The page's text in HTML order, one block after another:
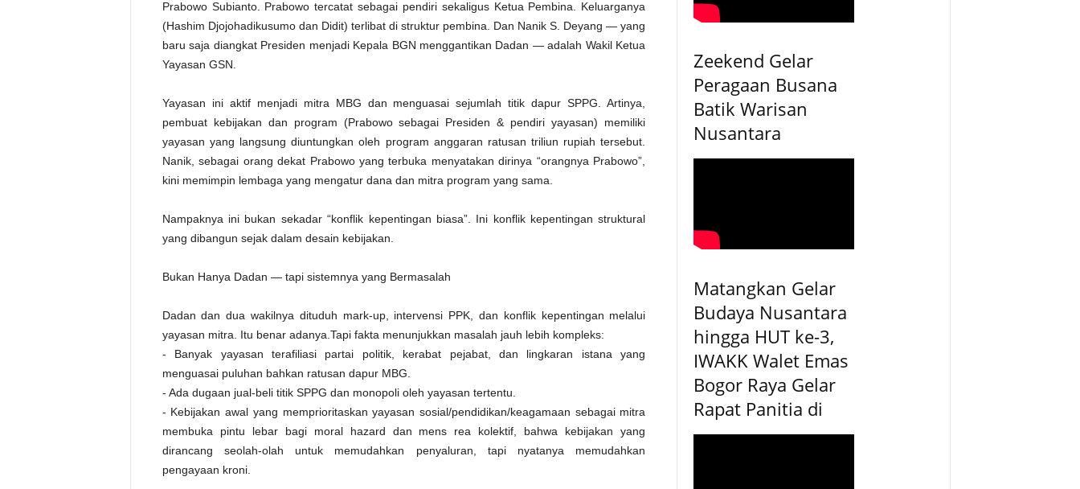
Prabowo Subianto. Prabowo tercatat sebagai pendiri sekaligus Ketua Pembina. Keluarganya
(Hashim Djojohadikusumo dan Didit) terlibat di struktur pembina. Dan Nanik S. Deyang — yang
baru saja diangkat Presiden menjadi Kepala BGN menggantikan Dadan — adalah Wakil Ketua
Yayasan GSN.
Yayasan ini aktif menjadi mitra MBG dan menguasai sejumlah titik dapur SPPG. Artinya,
pembuat kebijakan dan program (Prabowo sebagai Presiden & pendiri yayasan) memiliki
yayasan yang langsung diuntungkan oleh program anggaran ratusan triliun rupiah tersebut.
Nanik, sebagai orang dekat Prabowo yang terbuka menyatakan dirinya “orangnya Prabowo”,
kini memimpin lembaga yang mengatur dana dan mitra program yang sama.
Nampaknya ini bukan sekadar “konflik kepentingan biasa”. Ini konflik kepentingan struktural
yang dibangun sejak dalam desain kebijakan.
Bukan Hanya Dadan — tapi sistemnya yang Bermasalah
Dadan dan dua wakilnya dituduh mark-up, intervensi PPK, dan konflik kepentingan melalui
yayasan mitra. Itu benar adanya.Tapi fakta menunjukkan masalah jauh lebih kompleks:
- Banyak yayasan terafiliasi partai politik, kerabat pejabat, dan lingkaran istana yang
menguasai puluhan bahkan ratusan dapur MBG.
- Ada dugaan jual-beli titik SPPG dan monopoli oleh yayasan tertentu.
- Kebijakan awal yang memprioritaskan yayasan sosial/pendidikan/keagamaan sebagai mitra
membuka pintu lebar bagi moral hazard dan mens rea kolektif, bahwa kebijakan yang
dirancang seolah-olah untuk memudahkan penyaluran, tapi nyatanya memudahkan
pengayaan kroni.
Zeekend Gelar
Peragaan Busana
Batik Warisan
Nusantara
Matangkan Gelar
Budaya Nusantara
hingga HUT ke-3,
IWAKK Walet Emas
Bogor Raya Gelar
Rapat Panitia di